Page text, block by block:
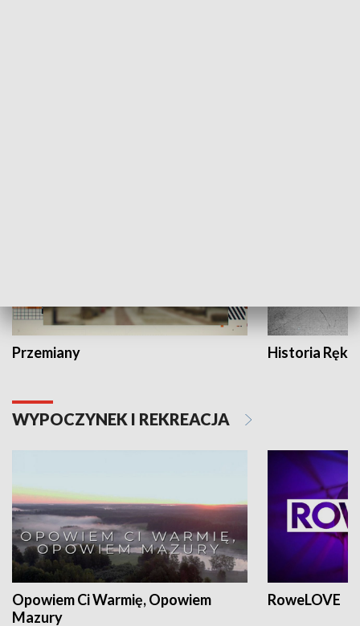
Przemiany Historia Ręką
WYPOCZYNEK I REKREACJA
Opowiem Ci Warmię, Opowiem
Mazury
RoweLOVE